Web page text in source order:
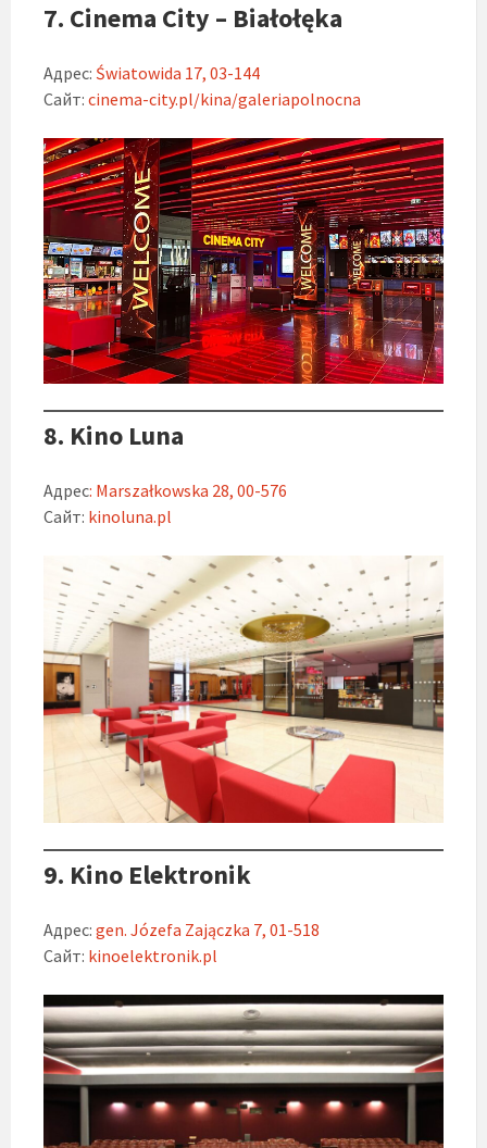
7. Cinema City – Białołęka
Адрес: Światowida 17, 03-144
Сайт: cinema-city.pl/kina/galeriapolnocna
8. Kino Luna
Адрес: Marszałkowska 28, 00-576
Сайт: kinoluna.pl
9. Kino Elektronik
Адрес: gen. Józefa Zajączka 7, 01-518
Сайт: kinoelektronik.pl